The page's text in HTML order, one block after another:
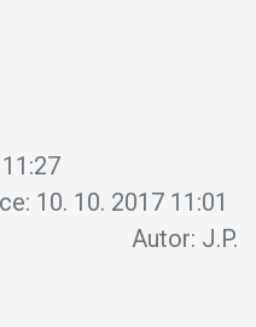
10. 10. 2017 11:01
Autor: J.P.